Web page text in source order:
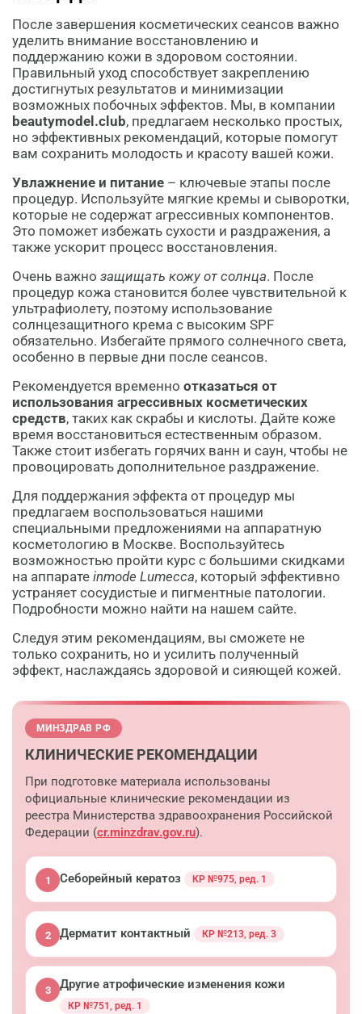
После завершения косметических сеансов важно
уделить внимание восстановлению и
поддержанию кожи в здоровом состоянии.
Правильный уход способствует закреплению
достигнутых результатов и минимизации
возможных побочных эффектов. Мы, в компании
beautymodel.club, предлагаем несколько простых,
но эффективных рекомендаций, которые помогут
вам сохранить молодость и красоту вашей кожи.
Увлажнение и питание – ключевые этапы после
процедур. Используйте мягкие кремы и сыворотки,
которые не содержат агрессивных компонентов.
Это поможет избежать сухости и раздражения, а
также ускорит процесс восстановления.
Очень важно защищать кожу от солнца. После
процедур кожа становится более чувствительной к
ультрафиолету, поэтому использование
солнцезащитного крема с высоким SPF
обязательно. Избегайте прямого солнечного света,
особенно в первые дни после сеансов.
Рекомендуется временно отказаться от
использования агрессивных косметических
средств, таких как скрабы и кислоты. Дайте коже
время восстановиться естественным образом.
Также стоит избегать горячих ванн и саун, чтобы не
провоцировать дополнительное раздражение.
Для поддержания эффекта от процедур мы
предлагаем воспользоваться нашими
специальными предложениями на аппаратную
косметологию в Москве. Воспользуйтесь
возможностью пройти курс с большими скидками
на аппарате inmode Lumecca, который эффективно
устраняет сосудистые и пигментные патологии.
Подробности можно найти на нашем сайте.
Следуя этим рекомендациям, вы сможете не
только сохранить, но и усилить полученный
эффект, наслаждаясь здоровой и сияющей кожей.
МИНЗДРАВ РФ
КЛИНИЧЕСКИЕ РЕКОМЕНДАЦИИ
При подготовке материала использованы
официальные клинические рекомендации из
реестра Министерства здравоохранения Российской
Федерации (cr.minzdrav.gov.ru).
1 Себорейный кератоз КР №975, ред. 1
2 Дерматит контактный КР №213, ред. 3
3 Другие атрофические изменения кожи
КР №751, ред. 1